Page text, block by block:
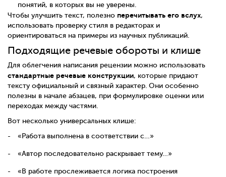
понятий, в которых вы не уверены.
Чтобы улучшить текст, полезно перечитывать его вслух,
использовать проверку стиля в редакторах и
ориентироваться на примеры из научных публикаций.
Подходящие речевые обороты и клише
Для облегчения написания рецензии можно использовать
стандартные речевые конструкции, которые придают
тексту официальный и связный характер. Они особенно
полезны в начале абзацев, при формулировке оценки или
переходах между частями.
Вот несколько универсальных клише:
«Работа выполнена в соответствии с…»
«Автор последовательно раскрывает тему…»
«В работе прослеживается логика построения